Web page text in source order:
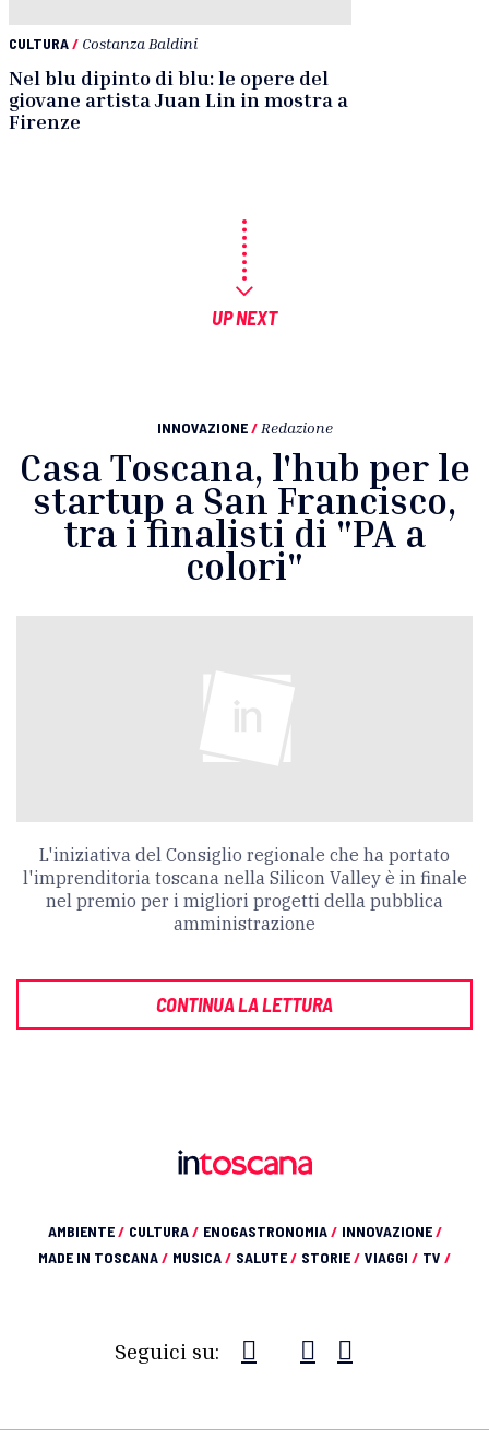
CULTURA/ Costanza Baldini
Nel blu dipinto di blu: le opere del
giovane artista Juan Lin in mostra a
Firenze
UP NEXT
INNOVAZIONE / Redazione
Casa Toscana, l'hub per le
startup a San Francisco,
tra i finalisti di "PA a
colori"
L'iniziativa del Consiglio regionale che ha portato
l'imprenditoria toscana nella Silicon Valley è in finale
nel premio per i migliori progetti della pubblica
amministrazione
CONTINUA LA LETTURA
AMBIENTE/ CULTURA/ ENOGASTRONOMIA/ INNOVAZIONE/
MADE IN TOSCANA/ MUSICA/ SALUTE/ STORIE/ VIAGGI / TV /
Seguici su: